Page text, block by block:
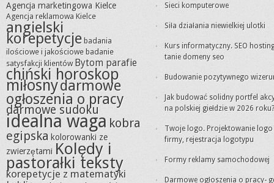
Agencja marketingowa Kielce
Agencja reklamowa Kielce
angielski
korepetycje badania
ilościowe i jakościowe badanie
satysfakcji klientów Bytom parafie
chiński horoskop
miłosnydarmowe
ogłoszenia o pracy
darmowe sudoku
idealna waga kobra
egipska kolorowanki ze
zwierzętami Kolędy i
pastorałki teksty
korepetycje z matematyki
Sieci komputerowe
Siła działania niewielkiej ulotki
Kurs informatyczny. SEO
tanie domeny seo
Budowanie pozytywnego
Jak budować solidny portfel
na polskiej giełdzie w 2026 roku?
Twoje logo. Projektowanie logo
firmy, rejestracja logotypu
Formy reklamy samochodowej
Darmowe ogłoszenia o pracy-